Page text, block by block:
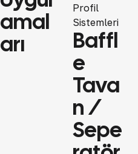
Amal
Arı
Profil
Sistemleri
Baffl
E
Tava
N /
Sepe